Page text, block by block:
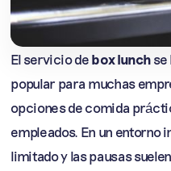
El servicio de box lunch se
popular para muchas
opciones de comida
empleados. En un entorno
limitado y las pausas